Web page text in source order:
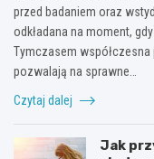
przed badaniem oraz
odkładana na moment,
Tymczasem
pozwalają na sprawne…
Czytaj dalej
Jak